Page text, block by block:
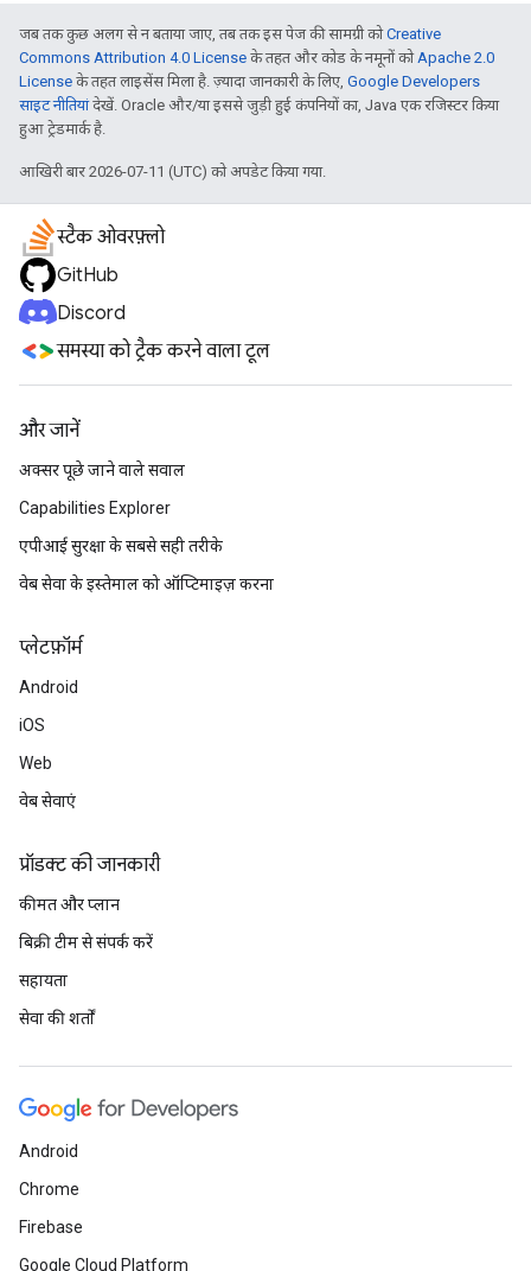
जब तक कुछ अलग से न बताया जाए, तब तक इस पेज की सामग्री कोCreative
Commons Attribution 4.0 License के तहत और कोड के नमूनों कोApache 2.0
License के तहत लाइसेंस मिला है. ज़्यादा जानकारी के लिए, Google Developers
साइट नीतियांदेखें. Oracle और/या इससे जुड़ी हुई कंपनियों का, Java एक रजिस्टर किया
हुआ ट्रेडमार्क है.
आखिरी बार 2026-07-11 (UTC) को अपडेट किया गया.
स्टैक ओवरफ़्लो
GitHub
Discord
समस्या को ट्रैक करने वाला टूल
और जानें
अक्सर पूछे जाने वाले सवाल
Capabilities Explorer
एपीआई सुरक्षा के सबसे सही तरीके
वेब सेवा के इस्तेमाल को ऑप्टिमाइज़ करना
प्‍लेटफ़ॉर्म
Android
iOS
Web
वेब सेवाएं
प्रॉडक्ट की जानकारी
कीमत और प्लान
बिक्री टीम से संपर्क करें
सहायता
सेवा की शर्तों
Android
Chrome
Firebase
Google Cloud Platform